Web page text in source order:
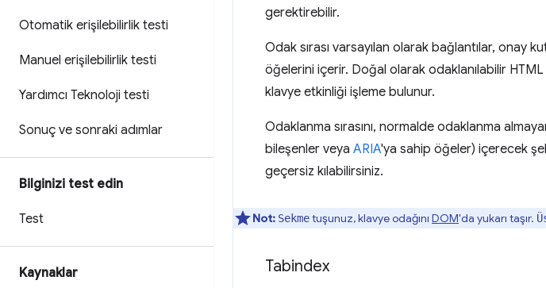
Otomatik erişilebilirlik testi
Manuel erişilebilirlik testi
Yardımcı Teknoloji testi
Sonuç ve sonraki adımlar
Bilginizi test edin
Test
Kaynaklar
gerektirebilir.
Odak sırası varsayılan olarak bağlantılar, onay
öğelerini içerir. Doğal olarak odaklanılabilir
klavye etkinliği işleme bulunur.
Odaklanma sırasını, normalde odaklanma
bileşenler veya ARIA'ya sahip öğeler) içerecek
geçersiz kılabilirsiniz.
Not: Sekmetuşunuz, klavye odağını DOM'da yukarı taşır.
Tabindex